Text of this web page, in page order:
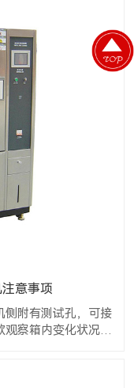
意事项
侧附有测试孔，可接
观察箱内变化状况
时，若开启箱门易